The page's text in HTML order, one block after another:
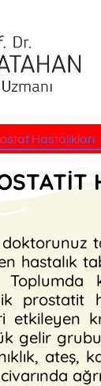
Hastalıkları
hastalık
prostatit
etkileyen
gelir
ateş,